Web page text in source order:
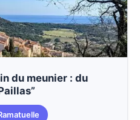
du meunier : du